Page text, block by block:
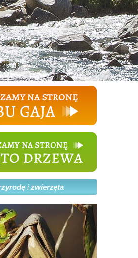
i zwierzęta